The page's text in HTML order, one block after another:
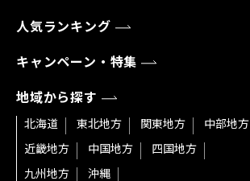
人気ランキング
キャンペーン・特集
地域から探す
北海道 東北地方 関東地方
中部地方
近畿地方
中国地方
四国地方
九州地方
沖縄